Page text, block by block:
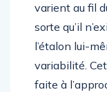
varient au fil
sorte qu’il
l’étalon lui-
variabilité.
faite à